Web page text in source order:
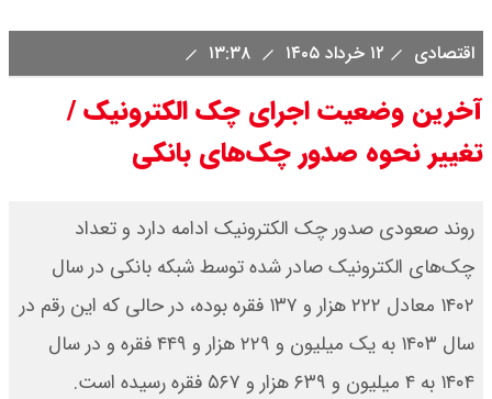
اقتصادی ۱۲ خرداد ۱۴۰۵
آخرین وضعیت اجرای چک الکترونیک /
تغییر نحوه صدور چک‌های بانکی
روند صعودی صدور چک الکترونیک ادامه دارد و تعداد
چک‌های الکترونیک صادر شده توسط شبکه بانکی در سال
۱۴۰۲ معادل ۲۲۲ هزار و ۱۳۷ فقره بوده، در حالی که این رقم در
سال ۱۴۰۳ به یک میلیون و ۲۲۹ هزار و ۴۴۹ فقره و در سال
۱۴۰۴ به ۴ میلیون و ۶۳۹ هزار و ۵۶۷ فقره رسیده است.